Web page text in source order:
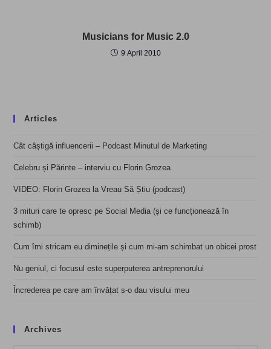
Musicians for Music 2.0
9 April 2010
Articles
Cât câștigă influencerii – Podcast Minutul de Marketing
Celebru și Părinte – interviu cu Florin Grozea
VIDEO: Florin Grozea la Vreau Să Știu (podcast)
3 mituri care te opresc pe Social Media (și ce funcționează în
schimb)
Cum îmi stricam eu diminețile și cum mi-am schimbat un obicei prost
Nu geniul, ci focusul este superputerea antreprenorului
Încrederea pe care am învățat s-o dau visului meu
Archives